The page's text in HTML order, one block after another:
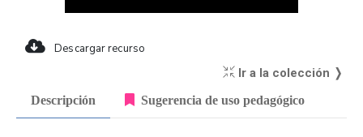
Descargar recurso
Ir a la colección ❭
Descripción Sugerencia de uso pedagógico